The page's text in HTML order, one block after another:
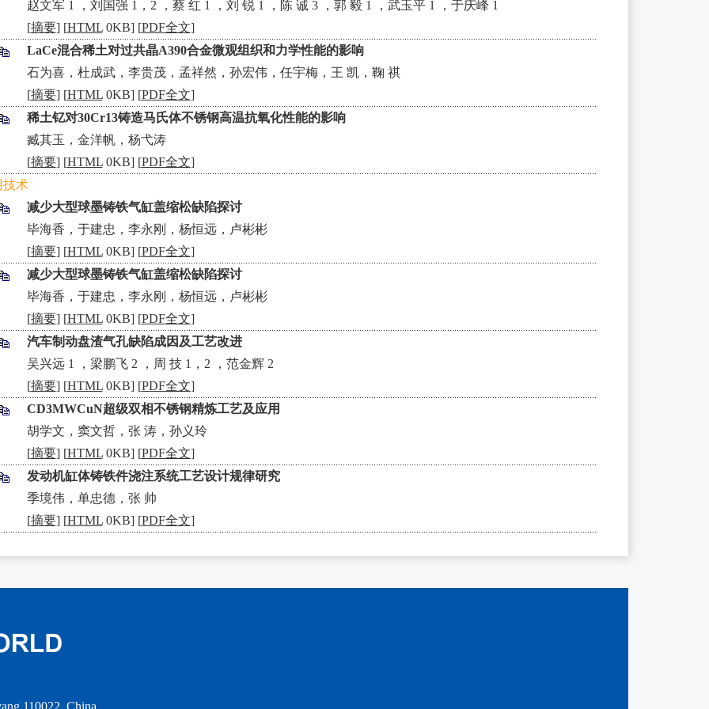
赵文军 1 ，刘国强 1，2 ，蔡 红 1 ，刘 锐 1 ，陈 诚 3 ，郭 毅 1 ，武玉平 1 ，于庆峰 1
[摘要] [HTML0KB] [PDF全文]
LaCe混合稀土对过共晶A390合金微观组织和力学性能的影响
石为喜，杜成武，李贵茂，孟祥然，孙宏伟，任宇梅，王 凯，鞠 祺
[摘要] [HTML0KB] [PDF全文]
稀土钇对30Cr13铸造马氏体不锈钢高温抗氧化性能的影响
臧其玉，金洋帆，杨弋涛
[摘要] [HTML0KB] [PDF全文]
技术
减少大型球墨铸铁气缸盖缩松缺陷探讨
毕海香，于建忠，李永刚，杨恒远，卢彬彬
[摘要] [HTML0KB] [PDF全文]
减少大型球墨铸铁气缸盖缩松缺陷探讨
毕海香，于建忠，李永刚，杨恒远，卢彬彬
[摘要] [HTML0KB] [PDF全文]
汽车制动盘渣气孔缺陷成因及工艺改进
吴兴远 1 ，梁鹏飞 2 ，周 技 1，2 ，范金辉 2
[摘要] [HTML0KB] [PDF全文]
CD3MWCuN超级双相不锈钢精炼工艺及应用
胡学文，窦文哲，张 涛，孙义玲
[摘要] [HTML0KB] [PDF全文]
发动机缸体铸铁件浇注系统工艺设计规律研究
季境伟，单忠德，张 帅
[摘要] [HTML0KB] [PDF全文]
110022, China